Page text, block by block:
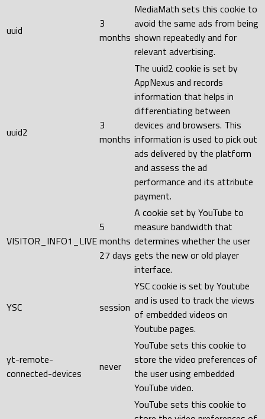
uuid
3
months
MediaMath sets this cookie to
avoid the same ads from being
shown repeatedly and for
relevant advertising.
uuid2
3
months
The uuid2 cookie is set by
AppNexus and records
information that helps in
differentiating between
devices and browsers. This
information is used to pick out
ads delivered by the platform
and assess the ad
performance and its attribute
payment.
VISITOR_INFO1_LIVE
5
months
27 days
A cookie set by YouTube to
measure bandwidth that
determines whether the user
gets the new or old player
interface.
YSC session
YSC cookie is set by Youtube
and is used to track the views
of embedded videos on
Youtube pages.
yt-remote-
connected-devices
never
YouTube sets this cookie to
store the video preferences of
the user using embedded
YouTube video.
YouTube sets this cookie to